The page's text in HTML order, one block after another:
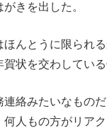
きを出した。
んとうに限られ
状を交わしてい
絡みたいなもの
人もの方がリア